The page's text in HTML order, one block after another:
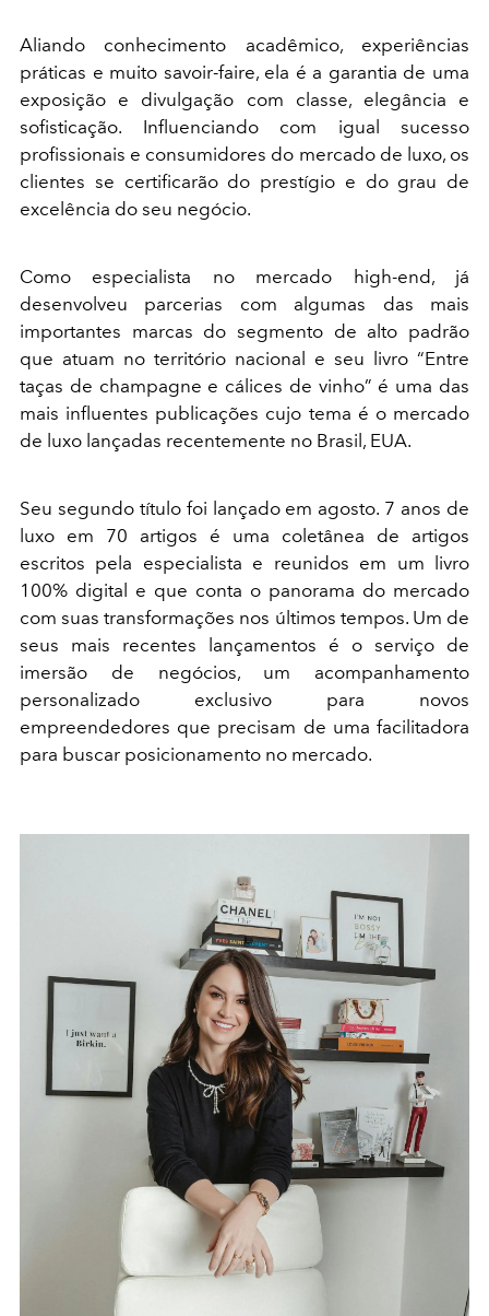
Aliando conhecimento acadêmico, experiências
práticas e muito savoir-faire, ela é a garantia de uma
exposição e divulgação com classe, elegância e
sofisticação. Influenciando com igual sucesso
profissionais e consumidores do mercado de luxo, os
clientes se certificarão do prestígio e do grau de
excelência do seu negócio.
Como especialista no mercado high-end, já
desenvolveu parcerias com algumas das mais
importantes marcas do segmento de alto padrão
que atuam no território nacional e seu livro “Entre
taças de champagne e cálices de vinho” é uma das
mais influentes publicações cujo tema é o mercado
de luxo lançadas recentemente no Brasil, EUA.
Seu segundo título foi lançado em agosto. 7 anos de
luxo em 70 artigos é uma coletânea de artigos
escritos pela especialista e reunidos em um livro
100% digital e que conta o panorama do mercado
com suas transformações nos últimos tempos. Um de
seus mais recentes lançamentos é o serviço de
imersão de negócios, um acompanhamento
personalizado exclusivo para novos
empreendedores que precisam de uma facilitadora
para buscar posicionamento no mercado.